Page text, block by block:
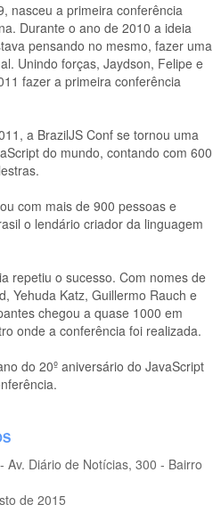
nasceu a primeira conferência
Durante o ano de 2010 a ideia
pensando no mesmo, fazer uma
Unindo forças, Jaydson, Felipe e
fazer a primeira conferência
a BrazilJS Conf se tornou uma
do mundo, contando com 600
com mais de 900 pessoas e
o lendário criador da linguagem
repetiu o sucesso. Com nomes de
Yehuda Katz, Guillermo Rauch e
chegou a quase 1000 em
onde a conferência foi realizada.
do 20º aniversário do JavaScript
Av. Diário de Notícias, 300 - Bairro
de 2015